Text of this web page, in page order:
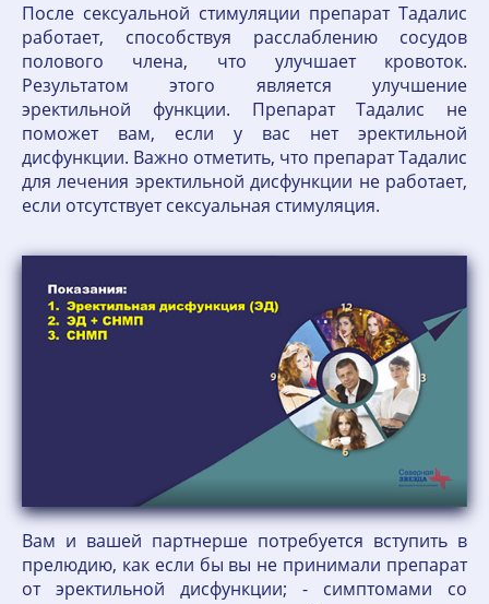
После сексуальной стимуляции препарат Тадалис
работает, способствуя расслаблению сосудов
полового члена, что улучшает кровоток.
Результатом этого является улучшение
эректильной функции. Препарат Тадалис не
поможет вам, если у вас нет эректильной
дисфункции. Важно отметить, что препарат Тадалис
для лечения эректильной дисфункции не работает,
если отсутствует сексуальная стимуляция.
Вам и вашей партнерше потребуется вступить в
прелюдию, как если бы вы не принимали препарат
от эректильной дисфункции; - симптомами со